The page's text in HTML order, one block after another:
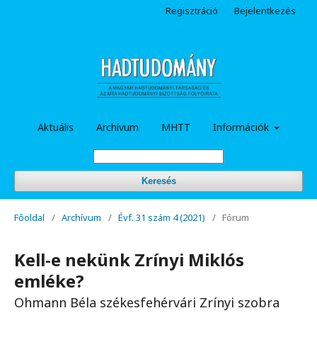
Aktuális Archívum MHTT Információk
Keresés
Regisztráció Bejelentkezés
Főoldal / Archívum / Évf. 31 szám 4 (2021) / Fórum
Kell-e nekünk Zrínyi Miklós
emléke?
Ohmann Béla székesfehérvári Zrínyi szobra